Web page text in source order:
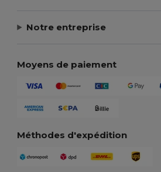
Notre entreprise
Moyens de paiement
Méthodes d'expédition